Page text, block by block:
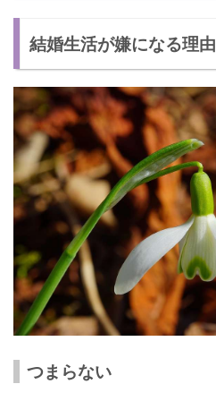
誰かに愚痴る
自分にご褒美をあげる
結婚生活を楽しく送るコツ
相手を変えようとしない
不満は溜め込まずに伝える
夫婦の時間を大切にする
誰しもが嫌になることはある！
結婚生活が嫌になる理由
つまらない